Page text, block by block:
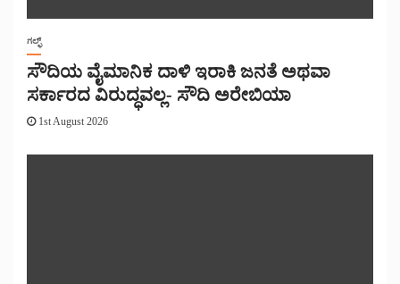
ಗಲ್ಫ್
ಸೌದಿಯ ವೈಮಾನಿಕ ದಾಳಿ ಇರಾಕಿ ಜನತೆ ಅಥವಾ
ಸರ್ಕಾರದ ವಿರುದ್ಧವಲ್ಲ- ಸೌದಿ ಅರೇಬಿಯಾ
1st August 2026